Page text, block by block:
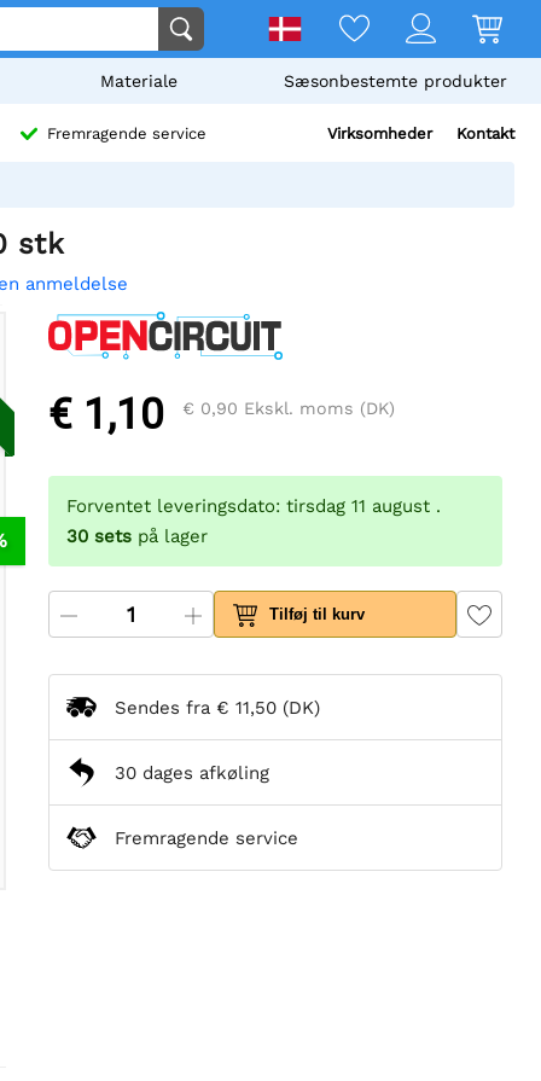
Materiale Sæsonbestemte produkter
Fremragende service Virksomheder Kontakt
stk
anmeldelse
€ 1,10 € 0,90 Ekskl. moms (DK)
Forventet leveringsdato: tirsdag 11 august .
30 sets på lager
Tilføj til kurv
Sendes fra € 11,50 (DK)
30 dages afkøling
Fremragende service